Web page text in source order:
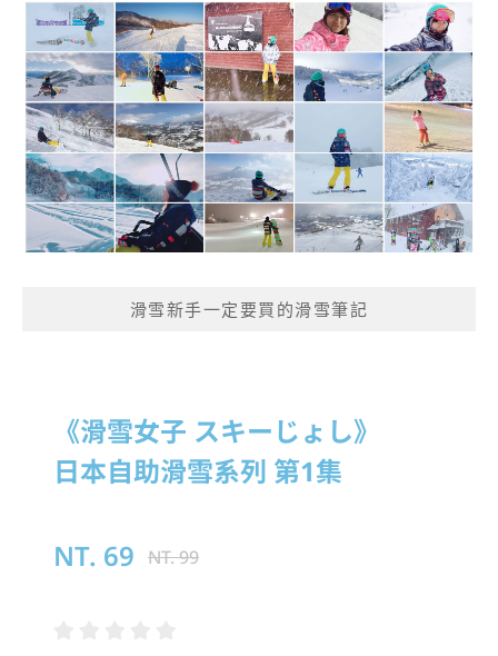
滑雪新手一定要買的滑雪筆記